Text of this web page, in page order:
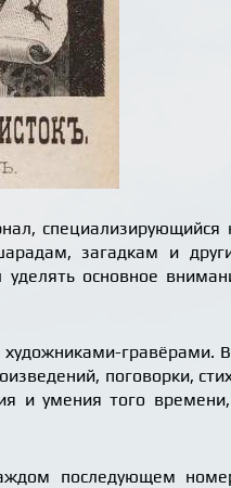
специализирующийся
загадкам и
основное
гравёрами.
поговорки,
и умения того
последующем